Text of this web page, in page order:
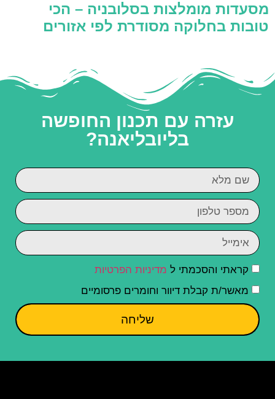
מסעדות מומלצות בסלובניה – הכי
טובות בחלוקה מסודרת לפי אזורים
עזרה עם תכנון החופשה
בליובליאנה?
קראתי והסכמתי ל מדיניות הפרטיות
מאשר/ת קבלת דיוור וחומרים פרסומיים
שליחה